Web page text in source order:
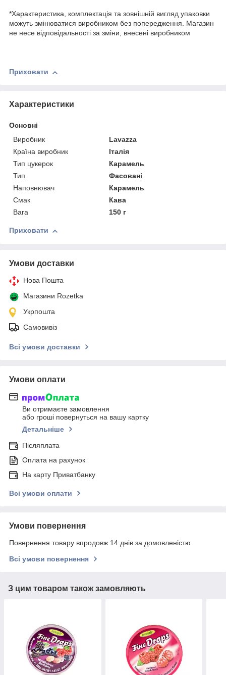
*Характеристика, комплектація та зовнішній вигляд упаковки
можуть змінюватися виробником без попередження. Магазин
не несе відповідальності за зміни, внесені виробником
Приховати
Характеристики
Основні
Виробник
Lavazza
Країна виробник
Італія
Тип цукерок
Карамель
Тип
Фасовані
Наповнювач
Карамель
Смак
Кава
Вага
150 г
Приховати
Умови доставки
Нова Пошта
Магазини Rozetka
Укрпошта
Самовивіз
Всі умови доставки
Умови оплати
Ви отримаєте замовлення
або гроші повернуться на вашу картку
Детальніше
Післяплата
Оплата на рахунок
На карту Приватбанку
Всі умови оплати
Умови повернення
Повернення товару впродовж 14 днів за домовленістю
Всі умови повернення
З цим товаром також замовляють